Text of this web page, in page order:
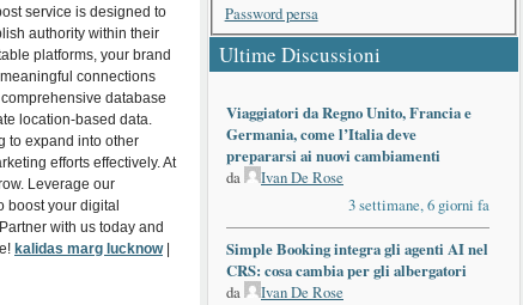
service is designed to
authority within their
platforms, your brand
connections
database
location-based data.
to expand into other
efforts effectively. At
Leverage our
boost your digital
with us today and
kalidas marg lucknow|
Password persa
Ultime Discussioni
Viaggiatori da Regno Unito, Francia e
Germania, come l’Italia deve
prepararsi ai nuovi cambiamenti
da
Ivan De Rose
3 settimane, 6 giorni fa
Simple Booking integra gli agenti AI nel
CRS: cosa cambia per gli albergatori
da
Ivan De Rose